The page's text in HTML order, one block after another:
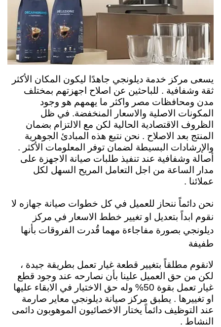
يسعى مركز خدمة ديلونجي جاهدًا ليكون المكان الأكثر
ثقة وشفافية . للباحثين عن اصلاح اجهزتهم بمختلف
مدن ومحافظات مصر واكثر ما يهمهم هو وجود
المكونات الاصلية والاسعار المنخفضة. في ظل
الظروف الاقتصادية الحالية لكن مع الالتزام بضمان
المنتج بعد الاصلاح . نحن نتبع هذه المبادئ الجوهرية
والإرشادات البسيطة لضمان توفر المعلومات الأكثر .
أصالة وشفافية عند تنفيذ طلبات صيانة الاجهزة على
مدار الساعة من اجل التعامل المريح السهل لكل
عملائنا .
نحن دائماً ننحاز للعميل في كل خطوات صيانة جهازه لا
نقوم ابداً بتعديل او تغيير خطط الاسعار في مركز
ديلونجي بصورة مفاجاءة مهما قُدرت الفروقات بأنها
طفيفة
لانقوم مطلقاً بتغيير قطعة غيار تعمل بطريقة جيدة ،
لكن من حق العميل علينا بأن نصارحه عند وجود قطع
غيار تعمل بقوة 50% وله حق الاختيار في الابقاء عليها
او تغييرها . يطبق مركز صيانة ديلونجي معاير صارمة
عند التوظيف دائماً يختار الاخصائيون الموهوبون دائمى
النشاط .